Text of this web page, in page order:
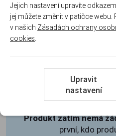
Porovnat
1 256 Kč
Produkt zatím nemá
první, kdo
Jejich nastavení upravíte
jej můžete změnit v patičce
v našich Zásadách ochrany
cookies
Upravit
nastavení